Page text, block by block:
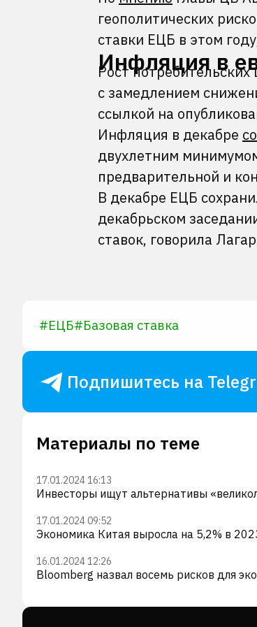
геополитических
ставки ЕЦБ в этом
Инфляция в
Рост
с замедлением
ссылкой на
Инфляция в декабре
двухлетним
предварительной и
В декабре ЕЦБ
декабрьском
ставок, говорила
#ЕЦБ#Базовая ставка
Подпишитесь на
Материалы по теме
17.01.2024 16:13
Инвесторы ищут альтернативы
17.01.2024 09:52
Экономика Китая выросла на 5,2% в
16.01.2024 12:26
Bloomberg назвал восемь рисков для